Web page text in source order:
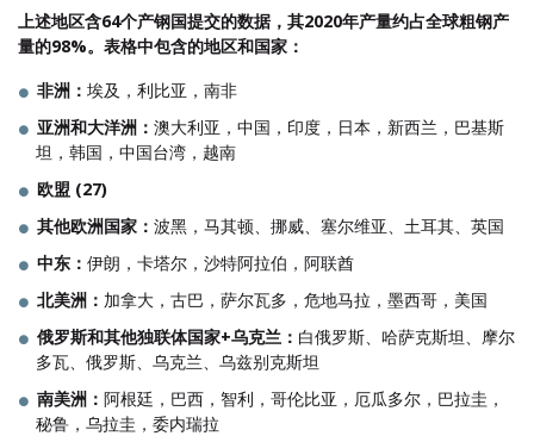
上述地区含64个产钢国提交的数据，其2020年产量约占全球粗钢产
量的98%。表格中包含的地区和国家：
非洲： 埃及，利比亚，南非
亚洲和大洋洲： 澳大利亚，中国，印度，日本，新西兰，巴基斯
坦，韩国，中国台湾，越南
欧盟 (27)
其他欧洲国家： 波黑，马其顿、挪威、塞尔维亚、土耳其、英国
中东： 伊朗，卡塔尔，沙特阿拉伯，阿联酋
北美洲： 加拿大，古巴，萨尔瓦多，危地马拉，墨西哥，美国
俄罗斯和其他独联体国家+乌克兰： 白俄罗斯、哈萨克斯坦、摩尔
多瓦、俄罗斯、乌克兰、乌兹别克斯坦
南美洲： 阿根廷，巴西，智利，哥伦比亚，厄瓜多尔，巴拉圭，
秘鲁，乌拉圭，委内瑞拉